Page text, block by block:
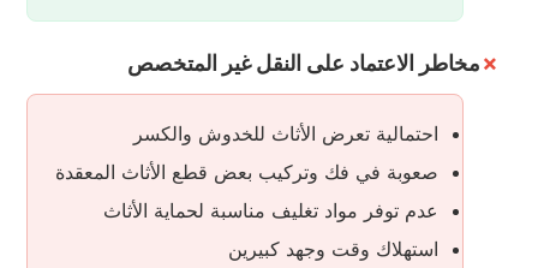
مخاطر الاعتماد على النقل غير المتخصص
احتمالية تعرض الأثاث للخدوش والكسر
صعوبة في فك وتركيب بعض قطع الأثاث المعقدة
عدم توفر مواد تغليف مناسبة لحماية الأثاث
استهلاك وقت وجهد كبيرين